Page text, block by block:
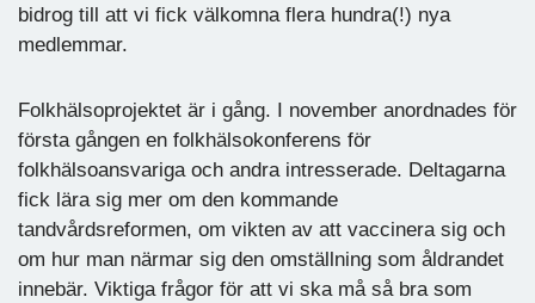
bidrog till att vi fick välkomna flera hundra(!) nya
medlemmar.
Folkhälsoprojektet är i gång. I november anordnades för
första gången en folkhälsokonferens för
folkhälsoansvariga och andra intresserade. Deltagarna
fick lära sig mer om den kommande
tandvårdsreformen, om vikten av att vaccinera sig och
om hur man närmar sig den omställning som åldrandet
innebär. Viktiga frågor för att vi ska må så bra som